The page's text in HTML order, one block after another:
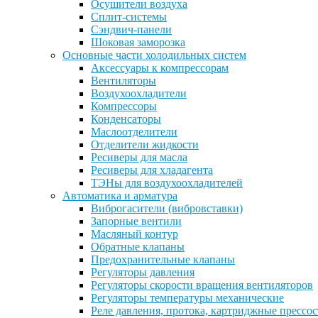
Осушители воздуха
Сплит-системы
Сэндвич-панели
Шоковая заморозка
Основные части холодильных систем
Аксессуары к компрессорам
Вентиляторы
Воздухоохладители
Компрессоры
Конденсаторы
Маслоотделители
Отделители жидкости
Ресиверы для масла
Ресиверы для хладагента
ТЭНы для воздухоохладителей
Автоматика и арматура
Виброгасители (вибровставки)
Запорные вентили
Масляный контур
Обратные клапаны
Предохранительные клапаны
Регуляторы давления
Регуляторы скорости вращения вентиляторов
Регуляторы температуры механические
Реле давления, протока, картриджные